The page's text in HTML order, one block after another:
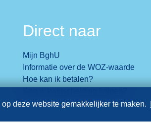
deze website gemakkelijker te maken.
Direct naar
Mijn BghU
Informatie over de WOZ-waarde
Hoe kan ik betalen?